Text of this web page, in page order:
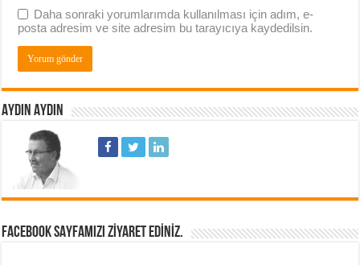
Daha sonraki yorumlarımda kullanılması için adım, e-
posta adresim ve site adresim bu tarayıcıya kaydedilsin.
AYDIN AYDIN
FACEBOOK SAYFAMIZI ZIYARET EDINIZ.